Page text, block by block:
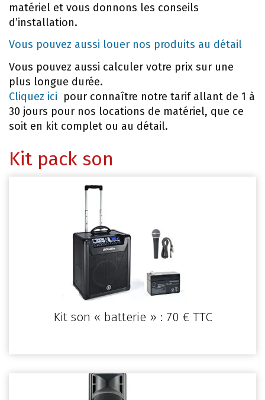
matériel et vous donnons les conseils
d’installation.
Vous pouvez aussi louer nos produits au détail
Vous pouvez aussi calculer votre prix sur une
plus longue durée.
Cliquez ici pour connaître notre tarif allant de 1 à
30 jours pour nos locations de matériel, que ce
soit en kit complet ou au détail.
Kit pack son
Kit son « batterie » : 70 € TTC